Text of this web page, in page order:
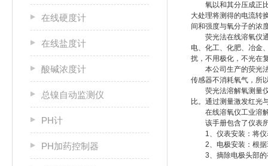
在线硬度计
在线盐度计
酸碱浓度计
总镍自动监测仪
PH计
PH加药控制器
氧以和其分压成正比
大处理将测得的电流转
间和强度与氧分子的浓
荧光法在线溶氧仪通
电、化工、化肥、冶金
扰，不用极化，不光在
本公司生产的荧光法
传感器不消耗氧气，所
荧光法溶解氧测量仪
比。通过测量激发红光
在线溶氧仪工业溶解
该手册包含了仪表所
1、仪表安装：将仪表
2、电极安装：根据现
3、摘除电极头部的